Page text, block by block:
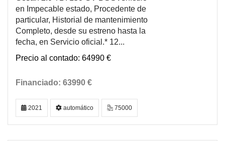
en Impecable estado, Procedente de
particular, Historial de mantenimiento
Completo, desde su estreno hasta la
fecha, en Servicio oficial.* 12...
64990 €
63990 €
2021 automático 75000